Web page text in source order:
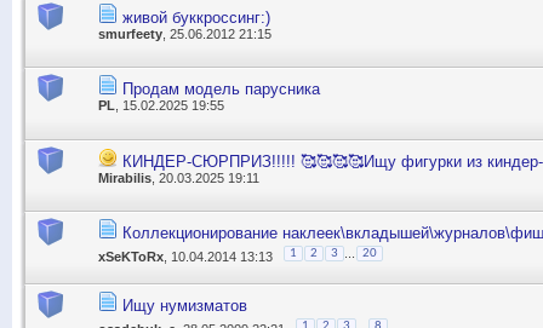
живой буккроссинг:)
smurfeety , 25.06.2012 21:15
Продам модель парусника
PL, 15.02.2025 19:55
КИНДЕР-СЮРПРИЗ!!!!! 🥰🥰🥰🥰Ищу фигурки из
Mirabilis , 20.03.2025 19:11
Коллекционирование
xSeKToRx , 10.04.2014 13:13 1 2 3 20
Ищу нумизматов